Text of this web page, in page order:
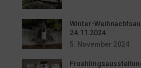
Winter-
24.11.2024
5. November 2024